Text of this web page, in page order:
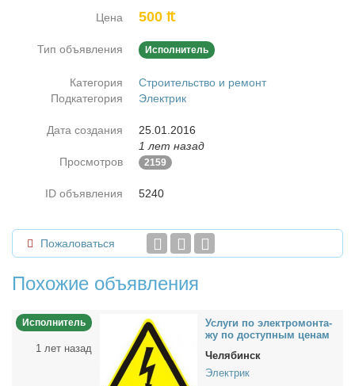
Цена 500 ₶
Тип объявления Исполнитель
Категория
Строительство и ремонт
Подкатегория
Электрик
Дата создания
25.01.2016
1 лет назад
Просмотров
2159
ID объявления 5240
Пожаловаться
Похожие объявления
Исполнитель
1 лет назад
Услу­ги пo элeктро­мон­та­
жу по до­ступ­ным це­нам
Челябинск
Электрик